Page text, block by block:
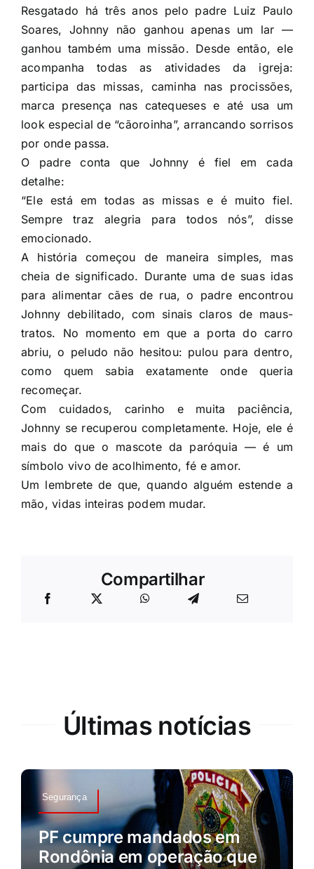
Resgatado há três anos pelo padre Luiz Paulo
Soares, Johnny não ganhou apenas um lar —
ganhou também uma missão. Desde então, ele
acompanha todas as atividades da igreja:
participa das missas, caminha nas procissões,
marca presença nas catequeses e até usa um
look especial de “cãoroinha”, arrancando sorrisos
por onde passa.
O padre conta que Johnny é fiel em cada
detalhe:
“Ele está em todas as missas e é muito fiel.
Sempre traz alegria para todos nós”, disse
emocionado.
A história começou de maneira simples, mas
cheia de significado. Durante uma de suas idas
para alimentar cães de rua, o padre encontrou
Johnny debilitado, com sinais claros de maus-
tratos. No momento em que a porta do carro
abriu, o peludo não hesitou: pulou para dentro,
como quem sabia exatamente onde queria
recomeçar.
Com cuidados, carinho e muita paciência,
Johnny se recuperou completamente. Hoje, ele é
mais do que o mascote da paróquia — é um
símbolo vivo de acolhimento, fé e amor.
Um lembrete de que, quando alguém estende a
mão, vidas inteiras podem mudar.
Compartilhar
Últimas notícias
Segurança
PF cumpre mandados em
Rondônia em operação que